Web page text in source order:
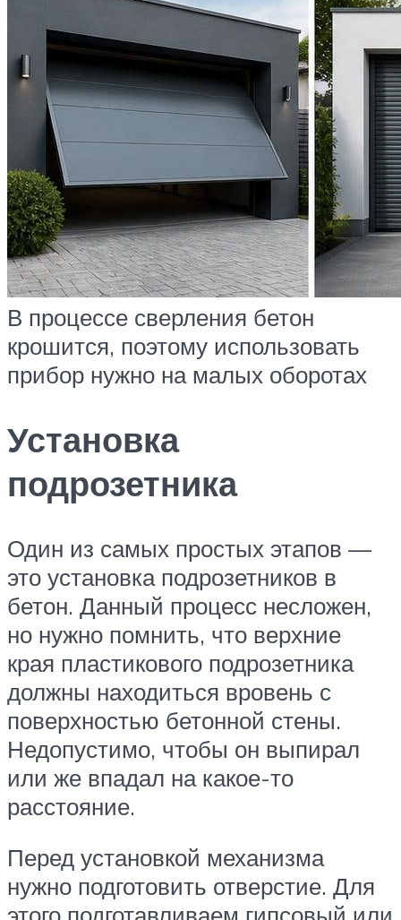
В процессе сверления бетон
крошится, поэтому использовать
прибор нужно на малых оборотах
Установка
подрозетника
Один из самых простых этапов —
это установка подрозетников в
бетон. Данный процесс несложен,
но нужно помнить, что верхние
края пластикового подрозетника
должны находиться вровень с
поверхностью бетонной стены.
Недопустимо, чтобы он выпирал
или же впадал на какое-то
расстояние.
Перед установкой механизма
нужно подготовить отверстие. Для